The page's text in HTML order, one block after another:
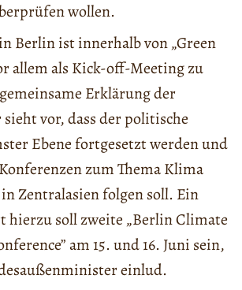
wollen.
Berlin ist innerhalb von „Green
allem als Kick-off-Meeting zu
Erklärung der
vor, dass der politische
Ebene fortgesetzt werden und
zum Thema Klima
Zentralasien folgen soll. Ein
hierzu soll zweite „Berlin Climate
am 15. und 16. Juni sein,
einlud.